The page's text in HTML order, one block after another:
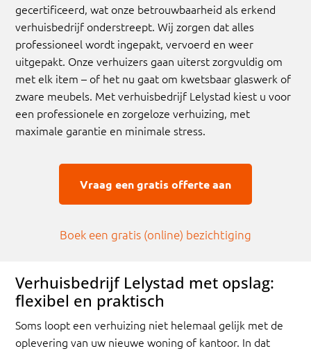
gecertificeerd, wat onze betrouwbaarheid als erkend
verhuisbedrijf onderstreept. Wij zorgen dat alles
professioneel wordt ingepakt, vervoerd en weer
uitgepakt. Onze verhuizers gaan uiterst zorgvuldig om
met elk item – of het nu gaat om kwetsbaar glaswerk of
zware meubels. Met verhuisbedrijf Lelystad kiest u voor
een professionele en zorgeloze verhuizing, met
maximale garantie en minimale stress.
Vraag een gratis offerte aan
Boek een gratis (online) bezichtiging
Verhuisbedrijf Lelystad met opslag:
flexibel en praktisch
Soms loopt een verhuizing niet helemaal gelijk met de
oplevering van uw nieuwe woning of kantoor. In dat